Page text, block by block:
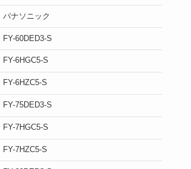
パナソニック
FY-60DED3-S
FY-6HGC5-S
FY-6HZC5-S
FY-75DED3-S
FY-7HGC5-S
FY-7HZC5-S